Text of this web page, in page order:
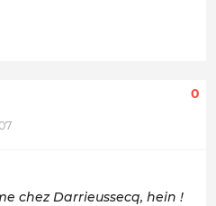
0
chez Darrieussecq, hein !